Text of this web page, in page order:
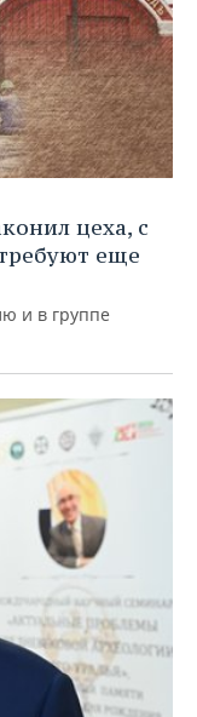
цеха, с
еще
и в группе